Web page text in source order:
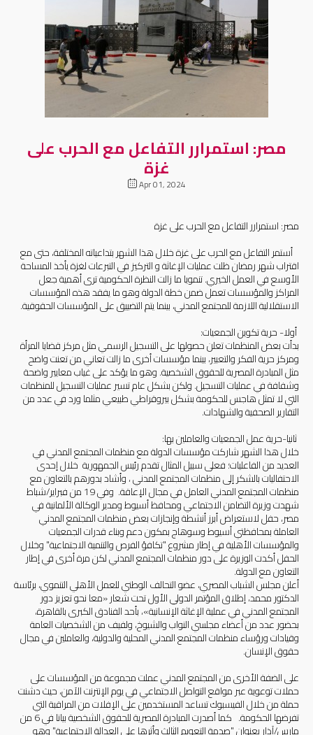
مصر: استمرارر التفاعل مع الحرب على
غزة
Apr 01, 2024
مصر: استمرارر التفاعل مع الحرب على غزة
أستمر التفاعل مع الحرب على غزة خلال هذا الشهر بتداعياته المختلفة، حتى مع
اقتراب شهر رمضان ظلت عمليات الإغاثة و التركيز في التبرعات لغزة يأخذ المساحة
الأوسع في العمل الخيري. تنمويا ما زالت النظرة الحكومية ترى أهمية جعل
المراكز والمؤسسات تعمل ضمن خطة الدولة وهو ما يفقد هذه المؤسسات
الاستقلالية اللازمة للمجتمع المدني، بينما يتم التضييق على المؤسسات الحقوقية.
أولا- حرية تكوين الجمعيات:
بدأت بعض المنظمات تعلن حصولها على التسجيل الرسمي مثل مركز قضايا المرأة
ومركز حرية الفكر والتعبير، بينما مؤسسات أخرى ما زالت تعاني من تعنت واضح
مثل المبادرة المصرية للحقوق الشخصية. وهو ما يؤكد على غياب معايير واضحة
وشفافة في عمليات التسجيل. ولكن بشكل عام تسير عمليات التسجيل للمنظمات
التي لا تمثل هاجس للحكومة بشكل بيروقراطي طبيعي مثلما ورد في عدد من
التقارير الصحفية والشهادات.
ثانيا-حرية عمل الجمعيات والعاملين بها:
خلال هذا الشهر شاركت مؤسسات الدولة مع منظمات المجتمع المدني في
العديد من الفاعليات؛ فعلى سبيل المثال تقدم رئيس الجمهورية خلال إحدى
الاحتفاليات بالشكر إلى منظمات المجتمع المدني ، وأشاد بدورهم بالتعاون مع
منظمات المجتمع المدني العامل في مجال الإعاقة. وفي 19 من فبراير/شباط
شهدت وزيرة التضامن الاجتماعي ومحافظ أسيوط ومدير الوكالة الألمانية في
مصر، حفل لاستعراض أبرز أنشطة وإنجازات بعض منظمات المجتمع المدني
العاملة بمحافظتي أسيوط وسوهاج بمكون دعم وبناء قدرات الجمعيات
والمؤسسات الأهلية في إطار مشروع "تكافؤ الفرص والتنمية الاجتماعية" وخلال
الحفل أكدت الوزيرة على دور منظمات المجتمع المدني لكن مرة أخرى في إطار
التعاون مع الدولة.
أعلن مجلس الشباب المصري، عضو التحالف الوطني للعمل الأهلي التنموي، برئاسة
الدكتور محمد، إطلاق المؤتمر الدولي الأول تحت شعار «معا نحو تعزيز دور
المجتمع المدني في عملية الإغاثة الإنسانية»، بأحد الفنادق الكبرى بالقاهرة،
بحضور عدد من أعضاء مجلسي النواب والشيوخ، ولفيف من الشخصيات العامة
وقيادات ورؤساء منظمات المجتمع المدني المحلية والدولية، والعاملين في مجال
حقوق الإنسان.
على الضفة الأخرى من المجتمع المدني عملت مجموعة من المؤسسات على
حملات توعوية عبر مواقع التواصل الاجتماعي في يوم الإنترنت الآمن، حيث دشنت
حملة من خلال الفيسبوك تساعد المستخدمين على الإفلات من المراقبة التي
تفرضها الحكومة. كما أصدرت المبادرة المصرية للحقوق الشخصية بيانا في 6 من
مارس/آذار بعنوان "صدمة التعويم الثالث وأثرها على العدالة الاجتماعية" وهو